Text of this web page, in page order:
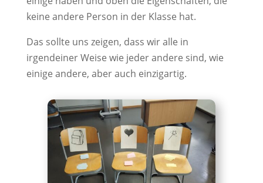
keine andere Person in der Klasse hat.
Das sollte uns zeigen, dass wir alle in
irgendeiner Weise wie jeder andere sind, wie
einige andere, aber auch einzigartig.